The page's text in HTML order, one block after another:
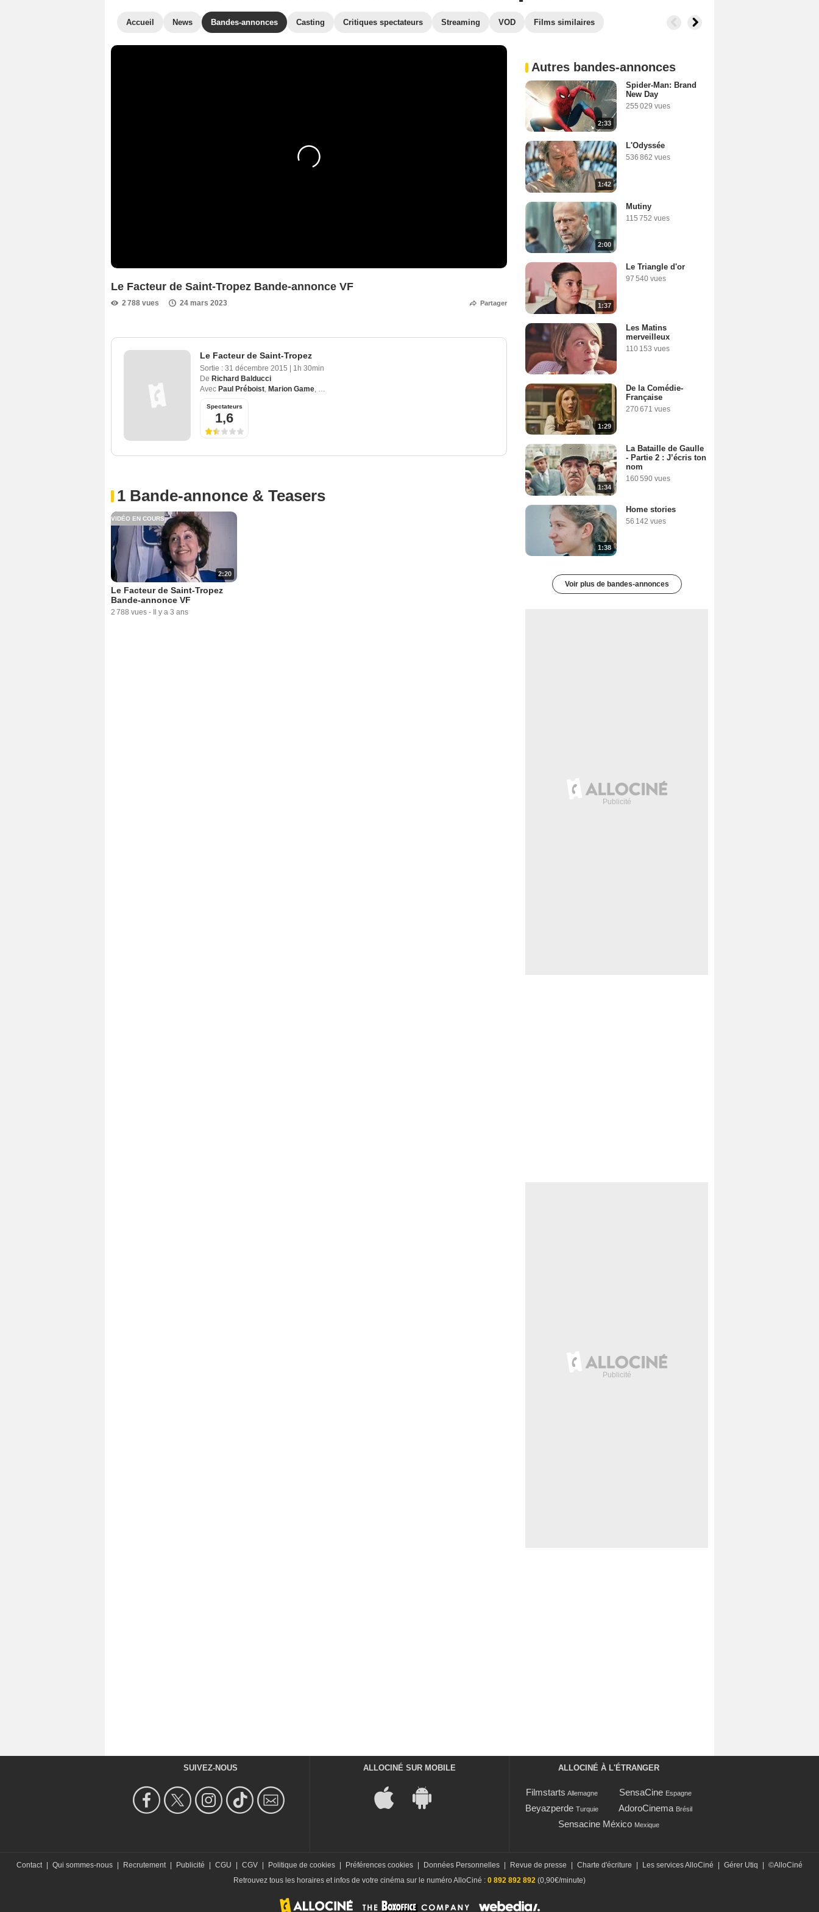
Accueil News Bandes-annonces Casting Critiques spectateurs Streaming VOD Films similaires
Le Facteur de Saint-Tropez Bande-annonce VF
2 788 vues 24 mars 2023 Partager
Le Facteur de Saint-Tropez
Sortie : 31 décembre 2015
1h 30min
De Richard Balducci
Avec Paul Préboist, Marion Game, Henri Genès
Spectateurs
1,6
1 Bande-annonce & Teasers
2:20
VIDÉO EN COURS
Le Facteur de Saint-Tropez
Bande-annonce VF
2 788 vues - Il y a 3 ans
Autres bandes-annonces
2:33
Spider-Man: Brand
New Day
255 029 vues
1:42
L'Odyssée
536 862 vues
2:00
Mutiny
115 752 vues
1:37
Le Triangle d'or
97 540 vues
Les Matins
merveilleux
110 153 vues
1:29
De la Comédie-
Française
270 671 vues
1:34
La Bataille de Gaulle
- Partie 2 : J’écris ton
nom
160 590 vues
1:38
Home stories
56 142 vues
Voir plus de bandes-annonces
SUIVEZ-NOUS ALLOCINÉ SUR MOBILE ALLOCINÉ À L'ÉTRANGER
Filmstarts Allemagne SensaCine Espagne
Beyazperde Turquie AdoroCinema Brésil
Sensacine México Mexique
Contact Qui sommes-nous Recrutement Publicité CGU CGV Politique de cookies Préférences cookies Données Personnelles Revue de presse Charte d'écriture Les services AlloCiné Gérer Utiq
©AlloCiné
Retrouvez tous les horaires et infos de votre cinéma sur le numéro AlloCiné : 0 892 892 892 (0,90€/minute)